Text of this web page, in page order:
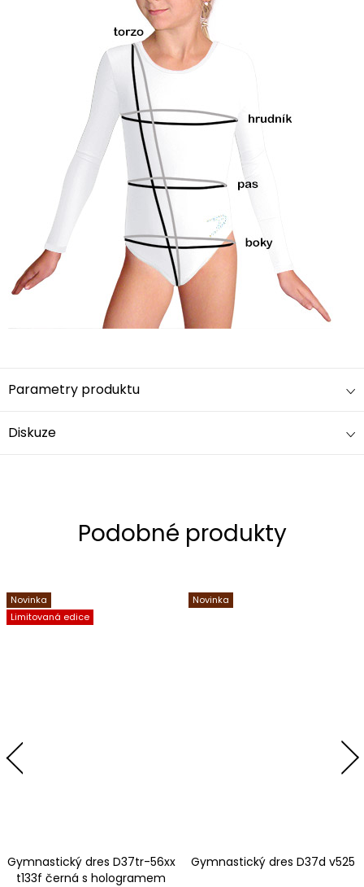
Parametry produktu
Diskuze
Novinka
Limitovaná edice
Gymnastický dres D37tr-56xx
t133f černá s hologramem
Novinka
Gymnastický dres D37d v525